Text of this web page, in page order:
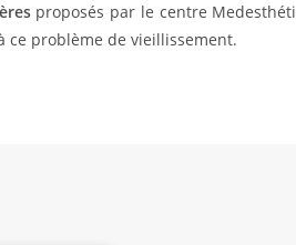
proposés par le centre
ce problème de vieillissement.